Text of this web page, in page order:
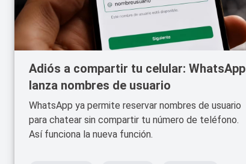
Adiós a compartir tu celular: WhatsApp
lanza nombres de usuario
WhatsApp ya permite reservar nombres de usuario
para chatear sin compartir tu número de teléfono.
Así funciona la nueva función.